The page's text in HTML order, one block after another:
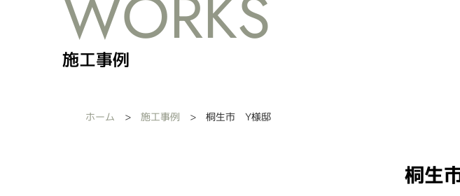
施工事例
ホーム 施工事例 桐生市 Y様邸
桐生